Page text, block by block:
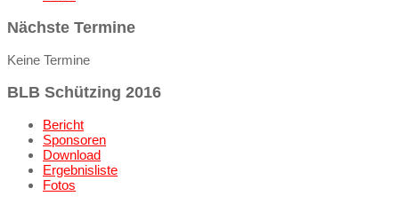
Nächste Termine
Keine Termine
BLB Schützing 2016
Bericht
Sponsoren
Download
Ergebnisliste
Fotos